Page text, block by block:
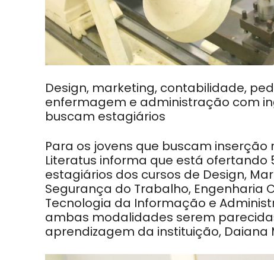
Design, marketing, contabilidade,
enfermagem e administração com
buscam estagiários
Para os jovens que buscam
Literatus informa que está ofertando
estagiários dos cursos de Design,
Segurança do Trabalho, Engenharia
Tecnologia da Informação e
ambas modalidades serem
aprendizagem da instituição,